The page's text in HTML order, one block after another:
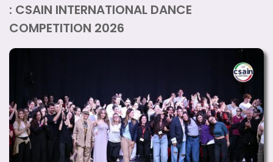
: CSAIN INTERNATIONAL DANCE
COMPETITION 2026